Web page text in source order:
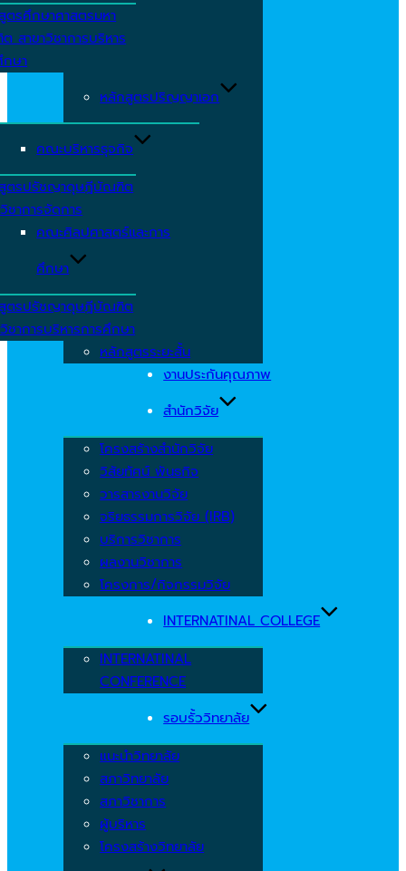
ตรศึกษาศาสตรมหา
สาขาวิชาการบริหาร
กษา
หลักสูตรปริญญาเอก
คณะบริหารธุจกิจ
ตรปรัชญาดุษฎีบัณฑิต
ชาการจัดการ
คณะศิลปศาสตร์และการ
ศึกษา
ตรปรัชญาดุษฎีบัณฑิต
ชาการบริหารการศึกษา
หลักสูตรระยะสั้น
งานประกันคุณภาพ
สำนักวิจัย
โครงสร้างสำนักวิจัย
วิสัยทัศน์ พันธกิจ
วารสารงานวิจัย
จริยธรรมการวิจัย (IRB)
บริการวิชาการ
ผลงานวิชาการ
โครงการ/กิจกรรมวิจัย
INTERNATINAL COLLEGE
INTERNATINAL
CONFERENCE
รอบรั้ววิทยาลัย
แนะนำวิทยาลัย
สภาวิทยาลัย
สภาวิชาการ
ผู้บริหาร
โครงสร้างวิทยาลัย